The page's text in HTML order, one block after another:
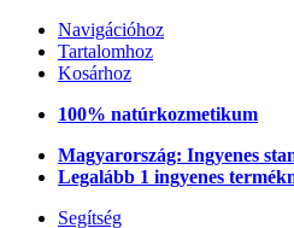
Navigációhoz
Tartalomhoz
Kosárhoz
100% natúrkozmetikum
Magyarország: Ingyenes
Legalább 1 ingyenes
Segítség